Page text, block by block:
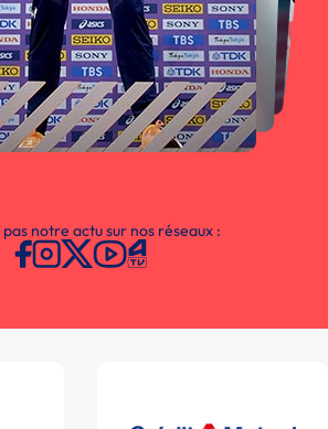
notre actu sur nos réseaux :